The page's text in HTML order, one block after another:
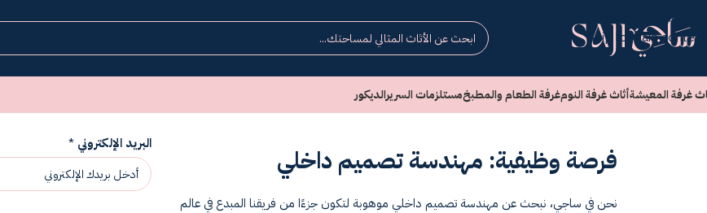
Skip to navigation
Skip to main content
غرفة المعيشةأثاث غرفة النومغرفة الطعام والمطبخمستلزمات السريرالديكور
فرصة وظيفية: مهندسة تصميم داخلي
نحن في ساجي، نبحث عن مهندسة تصميم داخلي موهوبة لتكون جزءًا من فريقنا المبدع في عالم
البريد الإلكتروني *